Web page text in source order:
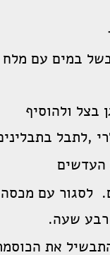
במים עם
בצל ולהוסיף
,לתבל
העדשים
לסגור עם
שעה.
את